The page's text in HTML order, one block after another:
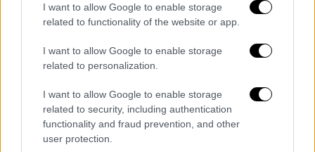
I want to allow Google to enable storage
related to functionality of the website or app.
I want to allow Google to enable storage
related to personalization.
I want to allow Google to enable storage
related to security, including authentication
functionality and fraud prevention, and other
user protection.
Κυριακή
Εργαστήρια
10.00 -12.00 Δραστηριότητες και ιστορίες
για παιδιά προσχολικής ηλικίας από το
Baytna Hub
11.00 -12.30 Διαδραστική ανάγνωση και
δραματοποίηση παιδικού παραμυθιού για το